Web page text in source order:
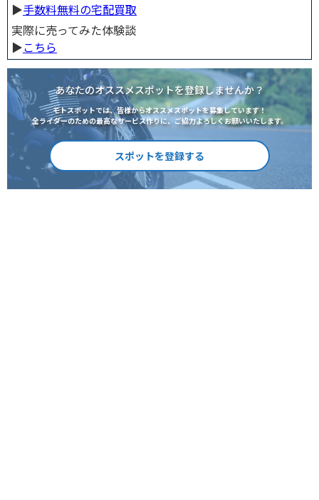
▶︎手数料無料の宅配買取
実際に売ってみた体験談
▶︎こちら
あなたのオススメスポットを登録しませんか？
モトスポットでは、皆様からオススメスポットを募集しています！
全ライダーのための最高なサービス作りに、ご協力よろしくお願いいたします。
スポットを登録する